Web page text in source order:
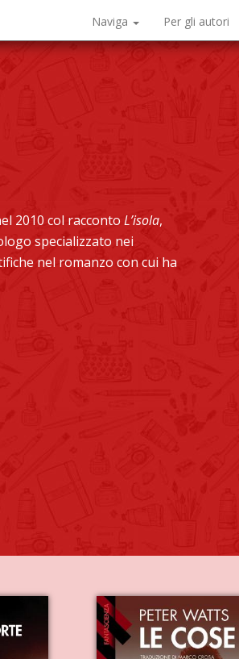
Naviga Per gli autori
2010 col racconto L’isola,
specializzato nei
nel romanzo con cui ha